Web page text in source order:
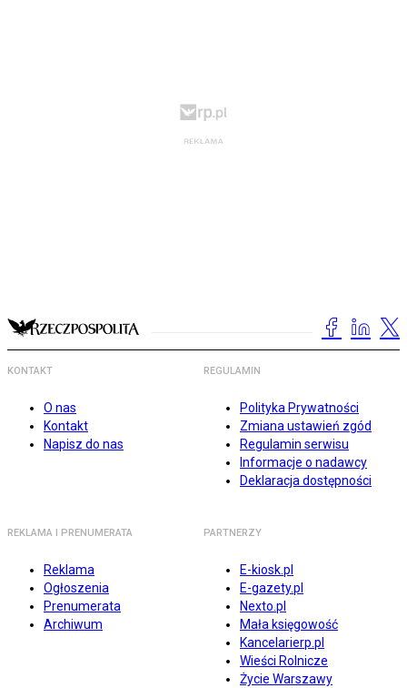
KONTAKT
O nas
Kontakt
Napisz do nas
REGULAMIN
Polityka Prywatności
Zmiana ustawień zgód
Regulamin serwisu
Informacje o nadawcy
Deklaracja dostępności
REKLAMA I PRENUMERATA
Reklama
Ogłoszenia
Prenumerata
Archiwum
PARTNERZY
E-kiosk.pl
E-gazety.pl
Nexto.pl
Mała księgowość
Kancelarierp.pl
Wieści Rolnicze
Życie Warszawy